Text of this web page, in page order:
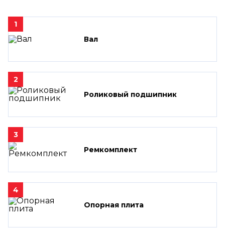
1
Вал
2
Роликовый подшипник
3
Ремкомплект
4
Опорная плита